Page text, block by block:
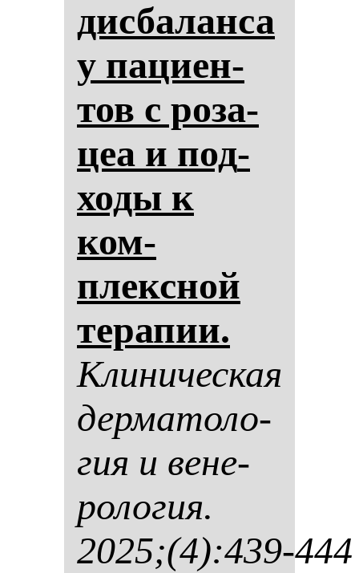
дис­ба­лан­са
у па­ци­ен­
тов с ро­за­
цеа и под­
хо­ды к
ком­
плексной
те­ра­пии.
Кли­ни­чес­кая
дер­ма­то­ло­
гия и ве­не­
ро­ло­гия.
2025;(4):439-444